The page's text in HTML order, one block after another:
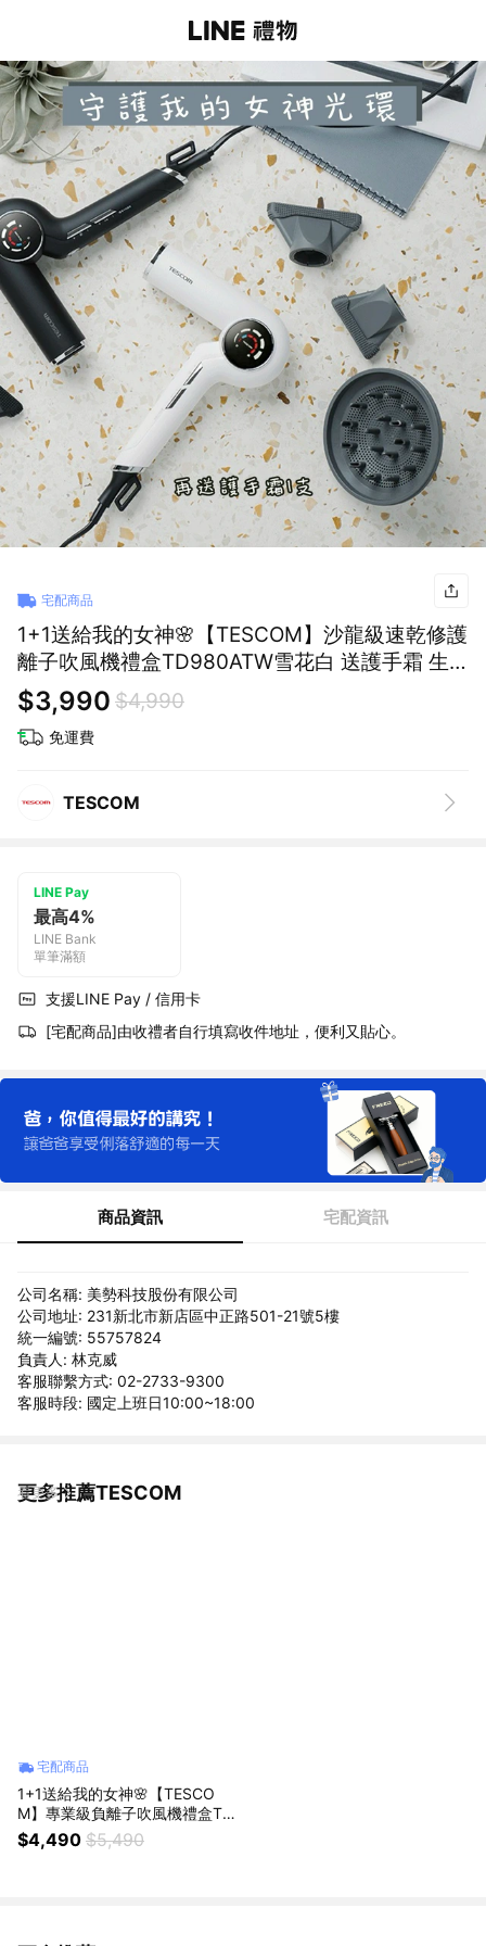
宅配商品
1+1送給我的女神🌸【TESCOM】沙龍級速乾修護
離子吹風機禮盒TD980ATW雪花白 送護手霜 生
日禮物
$3,990 $4,990
免運費
TESCOM
LINE Pay
最高4%
LINE Bank
單筆滿額
支援LINE Pay / 信用卡
[宅配商品]由收禮者自行填寫收件地址，便利又貼心。
商品資訊 宅配資訊
公司名稱: 美勢科技股份有限公司
公司地址: 231新北市新店區中正路501-21號5樓
統一編號: 55757824
負責人: 林克威
客服聯繫方式: 02-2733-9300
客服時段: 國定上班日10:00~18:00
更多推薦TESCOM
看更多
宅配商品
1+1送給我的女神🌸【TESCO
M】專業級負離子吹風機禮盒TD
880ATW雪白 送護手霜 生日禮
物
$4,490 $5,490